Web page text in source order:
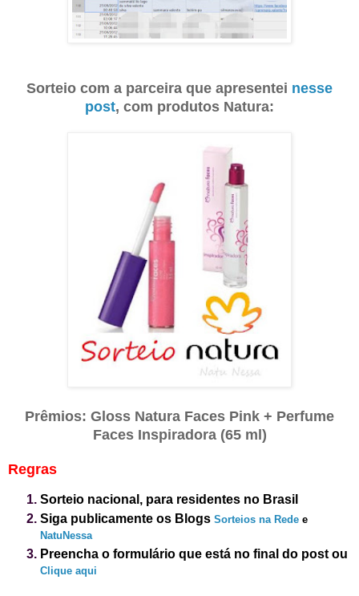
Sorteio com a parceira que apresentei nesse
post, com produtos Natura:
Prêmios: Gloss Natura Faces Pink + Perfume
Faces Inspiradora (65 ml)
Regras
Sorteio nacional, para residentes no Brasil
Siga publicamente os Blogs Sorteios na Rede e
NatuNessa
Preencha o formulário que está no final do post ou
Clique aqui